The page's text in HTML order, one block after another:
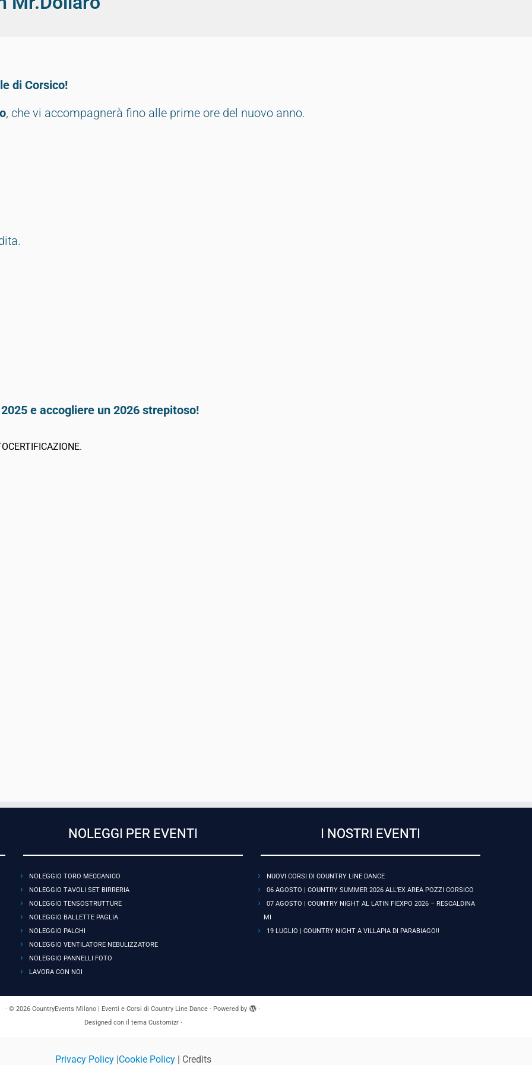
di Corsico!
, che vi accompagnerà fino alle prime ore del nuovo anno.
e accogliere un 2026 strepitoso!
NOLEGGI PER EVENTI
NOLEGGIO TORO MECCANICO
NOLEGGIO TAVOLI SET BIRRERIA
NOLEGGIO TENSOSTRUTTURE
NOLEGGIO BALLETTE PAGLIA
NOLEGGIO PALCHI
NOLEGGIO VENTILATORE NEBULIZZATORE
NOLEGGIO PANNELLI FOTO
LAVORA CON NOI
I NOSTRI EVENTI
NUOVI CORSI DI COUNTRY LINE DANCE
06 AGOSTO | COUNTRY SUMMER 2026 ALL’EX AREA POZZI CORSICO
07 AGOSTO | COUNTRY NIGHT AL LATIN FIEXPO 2026 – RESCALDINA
MI
19 LUGLIO | COUNTRY NIGHT A VILLAPIA DI PARABIAGO!!
· © 2026 CountryEvents Milano | Eventi e Corsi di Country Line Dance · Powered by
·
Designed con il tema Customizr·
Privacy Policy |Cookie Policy | Credits